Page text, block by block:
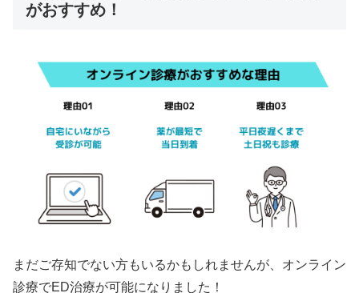
がおすすめ！
まだご存知でない方もいるかもしれませんが、オンライン
診療でED治療が可能になりました！